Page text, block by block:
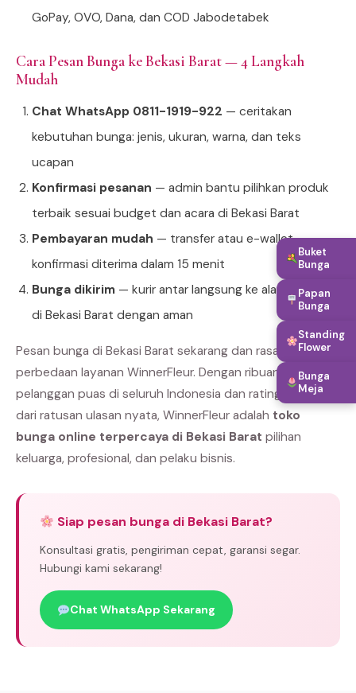
GoPay, OVO, Dana, dan COD Jabodetabek
Cara Pesan Bunga ke Bekasi Barat — 4 Langkah
Mudah
Chat WhatsApp 0811-1919-922 — ceritakan
kebutuhan bunga: jenis, ukuran, warna, dan teks
ucapan
Konfirmasi pesanan — admin bantu pilihkan produk
terbaik sesuai budget dan acara di Bekasi Barat
Pembayaran mudah — transfer atau e-wallet,
konfirmasi diterima dalam 15 menit
Bunga dikirim — kurir antar langsung ke alamat tujuan
di Bekasi Barat dengan aman
Pesan bunga di Bekasi Barat sekarang dan rasakan
perbedaan layanan WinnerFleur. Dengan ribuan
pelanggan puas di seluruh Indonesia dan rating bintang 5
dari ratusan ulasan nyata, WinnerFleur adalah toko
bunga online terpercaya di Bekasi Barat pilihan
keluarga, profesional, dan pelaku bisnis.
Siap pesan bunga di Bekasi Barat?
Konsultasi gratis, pengiriman cepat, garansi segar.
Hubungi kami sekarang!
Chat WhatsApp Sekarang
Buket
Bunga
Papan
Bunga
Standing
Flower
Bunga
Meja